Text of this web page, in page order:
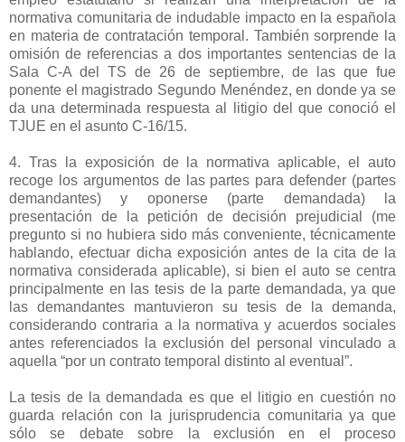
normativa comunitaria de indudable impacto en la española
en materia de contratación temporal. También sorprende la
omisión de referencias a dos importantes sentencias de la
Sala C-A del TS de 26 de septiembre, de las que fue
ponente el magistrado Segundo Menéndez, en donde ya se
da una determinada respuesta al litigio del que conoció el
TJUE en el asunto C-16/15.
4. Tras la exposición de la normativa aplicable, el auto
recoge los argumentos de las partes para defender (partes
demandantes) y oponerse (parte demandada) la
presentación de la petición de decisión prejudicial (me
pregunto si no hubiera sido más conveniente, técnicamente
hablando, efectuar dicha exposición antes de la cita de la
normativa considerada aplicable), si bien el auto se centra
principalmente en las tesis de la parte demandada, ya que
las demandantes mantuvieron su tesis de la demanda,
considerando contraria a la normativa y acuerdos sociales
antes referenciados la exclusión del personal vinculado a
aquella “por un contrato temporal distinto al eventual”.
La tesis de la demandada es que el litigio en cuestión no
guarda relación con la jurisprudencia comunitaria ya que
sólo se debate sobre la exclusión en el proceso